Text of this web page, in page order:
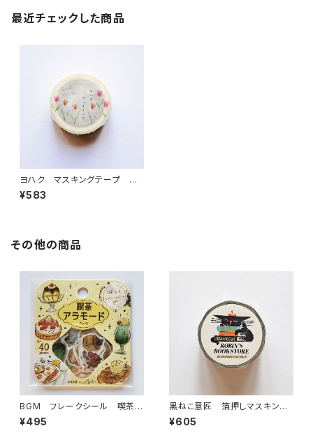
最近チェックした商品
ヨハク マスキングテープ チ
ューリップ Y-124
¥583
その他の商品
BGM フレークシール 喫茶ア
ラモード・ひとやすみ甘時間 イ
エロー
¥495
黒ねこ意匠 箔押しマスキング
テープ ROBIN'S BOOKSTO
RE本屋 ホワイト
¥605